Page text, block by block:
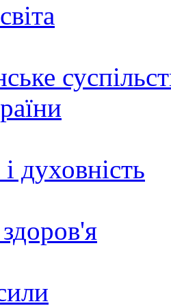
духовність